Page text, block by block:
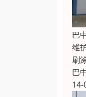
巴
维
刷
巴
14-